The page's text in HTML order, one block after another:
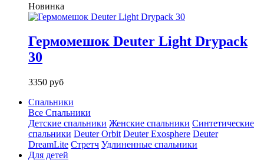
Новинка
Гермомешок Deuter Light Drypack
30
3350 руб
Спальники
Все Спальники
Детские спальники Женские спальники Синтетические
спальники Deuter Orbit Deuter Exosphere Deuter
DreamLite Стретч Удлиненные спальники
Для детей